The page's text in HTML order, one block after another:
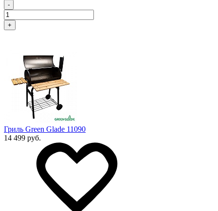
-
+
Гриль Green Glade 11090
14 499 руб.